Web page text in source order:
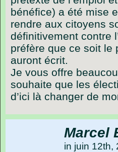
bénéfice) a été mise
rendre aux citoyens
définitivement contre
préfère que ce soit le
auront écrit.
Je vous offre
souhaite que les
d’ici là changer de
Marcel
in juin 12th,